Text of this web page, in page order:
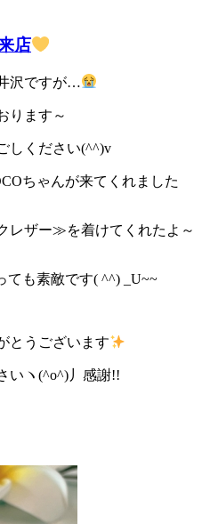
店
沢ですが…
ります～
しください(^^)v
ちゃんが来てくれました
レザー≫を着けてくれたよ～
ても素敵です( ^^) _U~~
とうございます
いヽ(^o^)丿感謝!!